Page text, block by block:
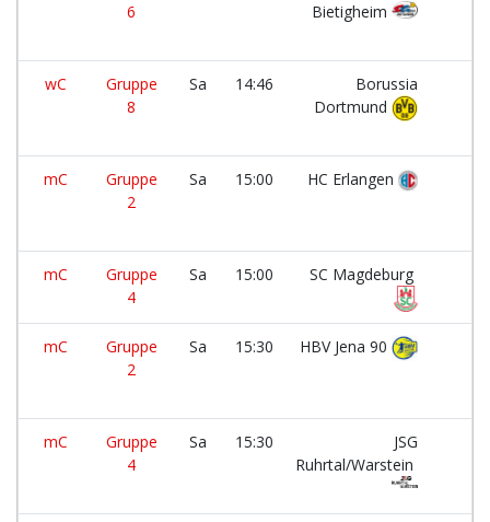
6
Bietigheim
wC
Gruppe
8
Sa 14:46
Borussia
Dortmund
mC
Gruppe
2
Sa 15:00 HC Erlangen
mC
Gruppe
4
Sa 15:00 SC Magdeburg
mC
Gruppe
2
Sa 15:30 HBV Jena 90
mC
Gruppe
4
Sa 15:30
JSG
Ruhrtal/Warstein